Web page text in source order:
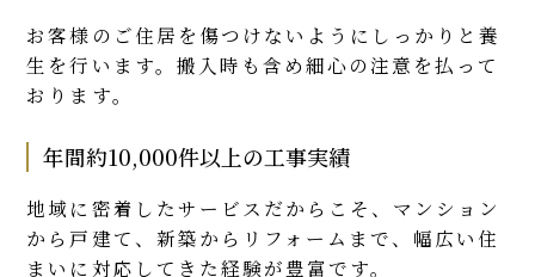
お客様のご住居を傷つけないようにしっかりと養
生を行います。搬入時も含め細心の注意を払って
おります。
年間約10,000件以上の工事実績
地域に密着したサービスだからこそ、マンション
から戸建て、新築からリフォームまで、幅広い住
まいに対応してきた経験が豊富です。